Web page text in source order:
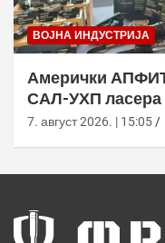
ВОЈНА ИНДУСТРИЈА
Амерички
САЛ-УХП
7. август 2026. | 15:05